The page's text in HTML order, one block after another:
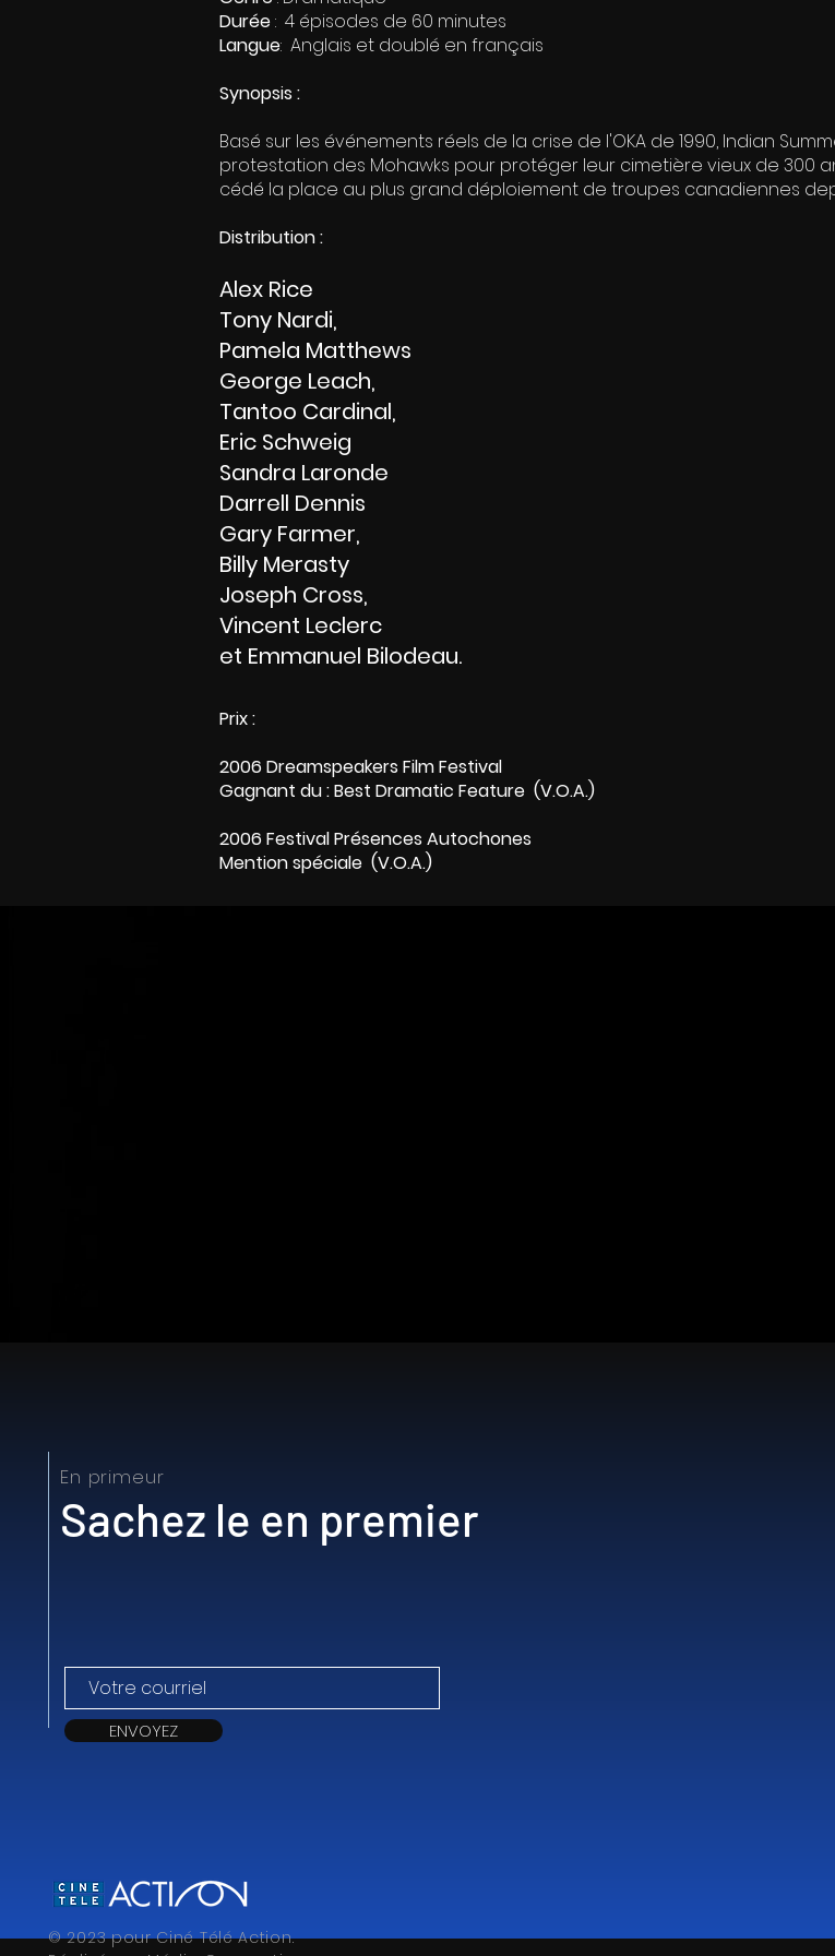
Durée: 4 épisodes de 60 minutes
Langue: Anglais et doublé en français
Synopsis :
Basé sur les événements réels de la crise de l'OKA de 1990, Indian
protestation des Mohawks pour protéger leur cimetière vieux de 300
cédé la place au plus grand déploiement de troupes canadiennes
Distribution :
Alex Rice
Tony Nardi,
Pamela Matthews
George Leach,
Tantoo Cardinal,
Eric Schweig
Sandra Laronde
Darrell Dennis
Gary Farmer,
Billy Merasty
Joseph Cross,
Vincent Leclerc
et Emmanuel Bilodeau.
Prix :
2006 Dreamspeakers Film Festival
Gagnant du : Best Dramatic Feature (V.O.A.)
2006 Festival Présences Autochones
Mention spéciale (V.O.A.)
En primeur
Sachez le en premier
ENVOYEZ
© 2023 pour Ciné Télé Action.